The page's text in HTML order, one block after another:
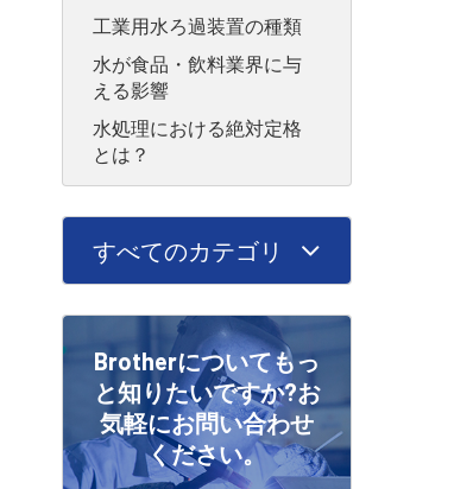
工業用水ろ過装置の種類
水が食品・飲料業界に与
える影響
水処理における絶対定格
とは？
すべてのカテゴリ
Brotherについてもっ
と知りたいですか?お
気軽にお問い合わせ
ください。